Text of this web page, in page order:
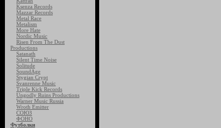
Ksenza Records
Mazzar Records
Metal Race
Metalism
More Hate
Nordic Music
Risen From The Dust
Productions
Satanath
Silent Time Noise
Solitude
SoundAge
Stygian Crypt
Svanrenne Music
Triple Kick Records
Ungodly Ruins Productions
Warner Music Russia
Wroth Emitter
СОЮЗ
ФОНО
Футболки